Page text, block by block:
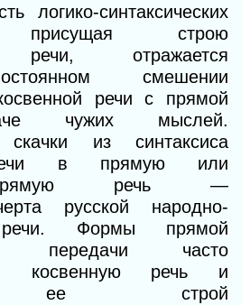
логико-синтаксических
присущая строю
речи, отражается
смешении
речис прямой
чужих мыслей.
скачки из синтаксиса
в прямую или
прямую речь —
русской народно-
речи. Формы прямой
передачи часто
косвенную речь и
ее строй